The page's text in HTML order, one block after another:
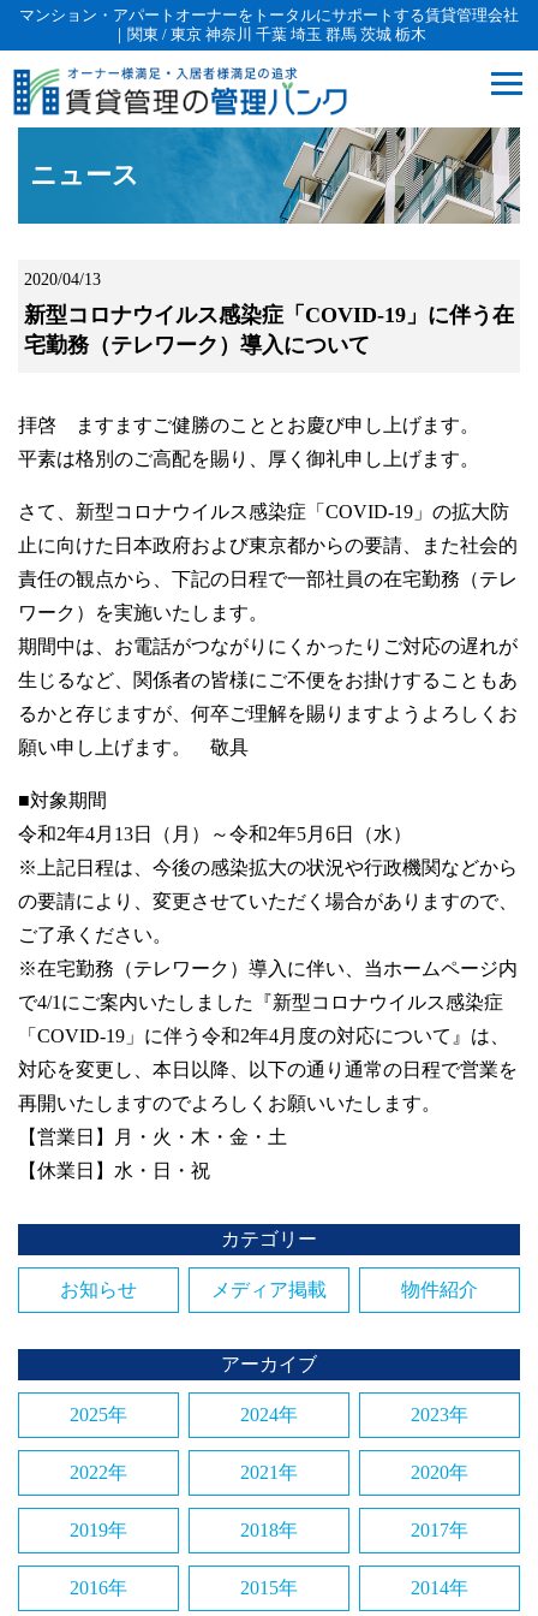
マンション・アパートオーナーをトータルにサポートする賃貸管理会社
｜関東 / 東京 神奈川 千葉 埼玉 群馬 茨城 栃木
ニュース
2020/04/13
新型コロナウイルス感染症「COVID-19」に伴う在
宅勤務（テレワーク）導入について
拝啓 ますますご健勝のこととお慶び申し上げます。
平素は格別のご高配を賜り、厚く御礼申し上げます。
さて、新型コロナウイルス感染症「COVID-19」の拡大防
止に向けた日本政府および東京都からの要請、また社会的
責任の観点から、下記の日程で一部社員の在宅勤務（テレ
ワーク）を実施いたします。
期間中は、お電話がつながりにくかったりご対応の遅れが
生じるなど、関係者の皆様にご不便をお掛けすることもあ
るかと存じますが、何卒ご理解を賜りますようよろしくお
願い申し上げます。 敬具
■対象期間
令和2年4月13日（月）～令和2年5月6日（水）
※上記日程は、今後の感染拡大の状況や行政機関などから
の要請により、変更させていただく場合がありますので、
ご了承ください。
※在宅勤務（テレワーク）導入に伴い、当ホームページ内
で4/1にご案内いたしました『新型コロナウイルス感染症
「COVID-19」に伴う令和2年4月度の対応について』は、
対応を変更し、本日以降、以下の通り通常の日程で営業を
再開いたしますのでよろしくお願いいたします。
【営業日】月・火・木・金・土
【休業日】水・日・祝
カテゴリー
お知らせ メディア掲載 物件紹介
アーカイブ
2025年 2024年 2023年
2022年 2021年 2020年
2019年 2018年 2017年
2016年 2015年 2014年